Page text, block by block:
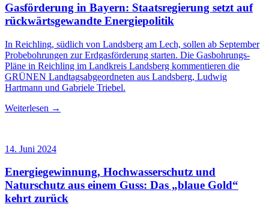
Gasförderung in Bayern: Staatsregierung setzt auf
rückwärtsgewandte Energiepolitik
In Reichling, südlich von Landsberg am Lech, sollen ab September
Probebohrungen zur Erdgasförderung starten. Die Gasbohrungs-
Pläne in Reichling im Landkreis Landsberg kommentieren die
GRÜNEN Landtagsabgeordneten aus Landsberg, Ludwig
Hartmann und Gabriele Triebel.
Weiterlesen →
14. Juni 2024
Energiegewinnung, Hochwasserschutz und
Naturschutz aus einem Guss: Das „blaue Gold“
kehrt zurück